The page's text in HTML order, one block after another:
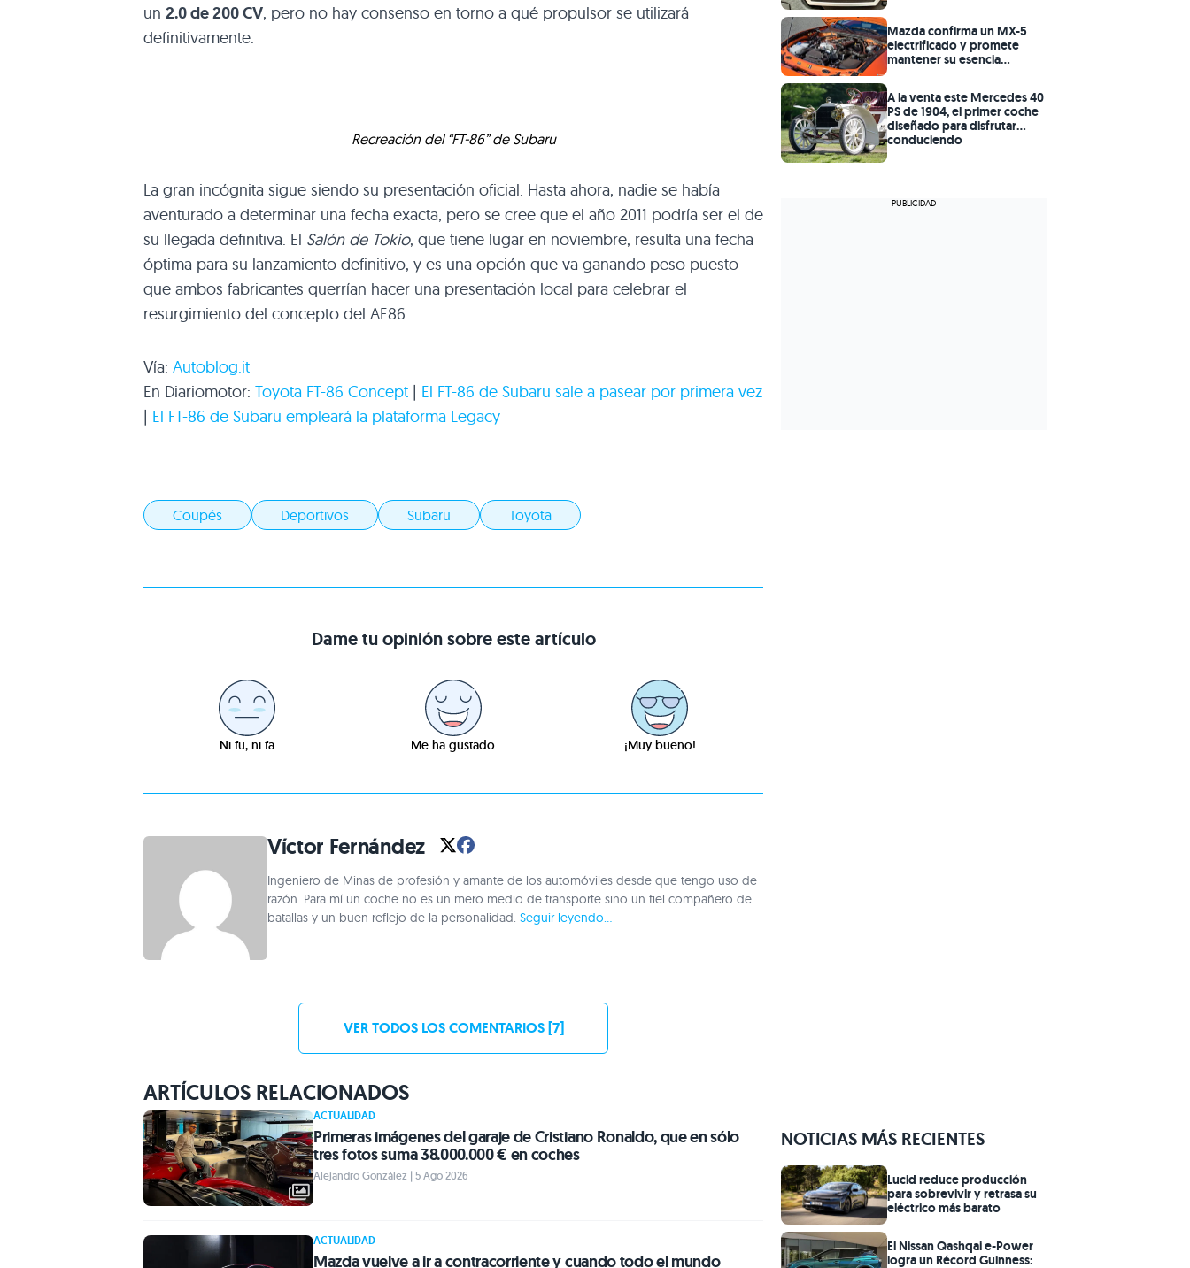
un 2.0 de 200 CV, pero no hay consenso en torno a qué propulsor se utilizará
definitivamente.
Recreación del “FT-86” de Subaru
La gran incógnita sigue siendo su presentación oficial. Hasta ahora, nadie se había
aventurado a determinar una fecha exacta, pero se cree que el año 2011 podría ser el de
su llegada definitiva. El Salón de Tokio, que tiene lugar en noviembre, resulta una fecha
óptima para su lanzamiento definitivo, y es una opción que va ganando peso puesto
que ambos fabricantes querrían hacer una presentación local para celebrar el
resurgimiento del concepto del AE86.
Vía: Autoblog.it
En Diariomotor: Toyota FT-86 Concept | El FT-86 de Subaru sale a pasear por primera vez
| El FT-86 de Subaru empleará la plataforma Legacy
Coupés Deportivos Subaru Toyota
Dame tu opinión sobre este artículo
Ni fu, ni fa Me ha gustado ¡Muy bueno!
Víctor Fernández
Ingeniero de Minas de profesión y amante de los automóviles desde que tengo uso de
razón. Para mí un coche no es un mero medio de transporte sino un fiel compañero de
batallas y un buen reflejo de la personalidad. Seguir leyendo...
VER TODOS LOS COMENTARIOS [7]
ARTÍCULOS RELACIONADOS
ACTUALIDAD
Primeras imágenes del garaje de Cristiano Ronaldo, que en sólo
tres fotos suma 38.000.000 € en coches
Alejandro González | 5 Ago 2026
ACTUALIDAD
Mazda vuelve a ir a contracorriente y cuando todo el mundo
Mazda confirma un MX-5
electrificado y promete
mantener su esencia
A la venta este Mercedes 40
PS de 1904, el primer coche
diseñado para disfrutar
conduciendo
NOTICIAS MÁS RECIENTES
Lucid reduce producción
para sobrevivir y retrasa su
eléctrico más barato
El Nissan Qashqai e-Power
logra un Récord Guinness: